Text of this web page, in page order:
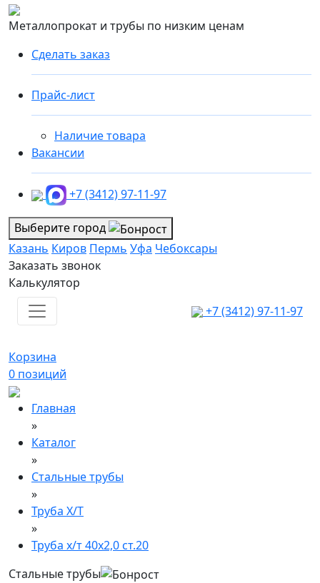
Металлопрокат и трубы по низким ценам
Сделать заказ
Прайс-лист
Наличие товара
Вакансии
+7 (3412) 97-11-97
Выберите город
Казань Киров Пермь Уфа Чебоксары
Заказать звонок
Калькулятор
+7 (3412) 97-11-97
Корзина
0 позиций
Главная
»
Каталог
»
Стальные трубы
»
Труба Х/Т
»
Труба х/т 40х2,0 ст.20
Стальные трубы